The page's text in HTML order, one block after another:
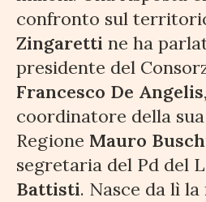
confronto sul
Zingaretti ne ha
presidente del
Francesco De Angelis
coordinatore della
Regione Mauro
segretaria del Pd del
Battisti. Nasce da lì